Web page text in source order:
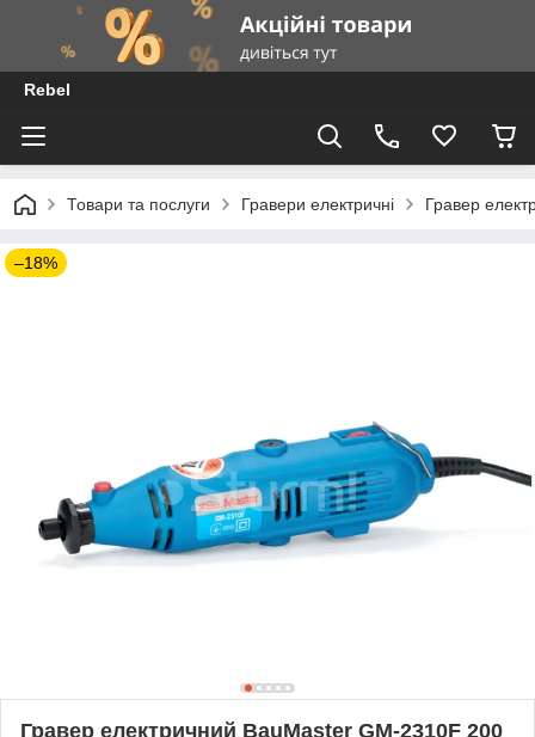
Rebel
Товари та послуги Гравери електричні Гравер
–18%
Гравер електричний BauMaster GM-2310F 200